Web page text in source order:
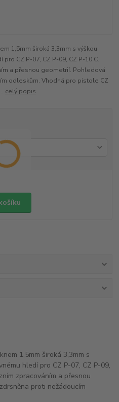
1,5mm široká 3,3mm s výškou
CZ P-07, CZ P-09, CZ P-10 C.
a přesnou geometrií. Pohledová
odleskům. Vhodná pro pistole CZ
celý popis
1,5mm široká 3,3mm s
hledí pro CZ P-07, CZ P-09,
zpracováním a přesnou
proti nežádoucím